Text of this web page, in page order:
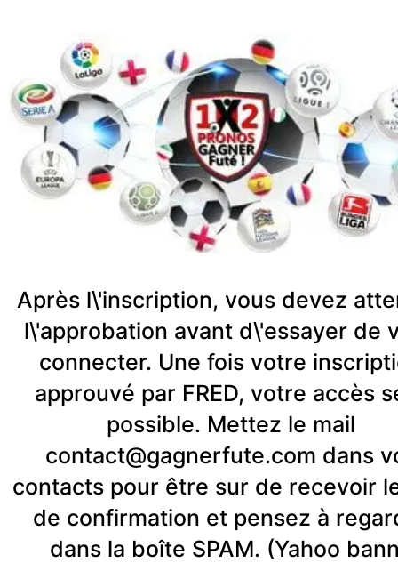
Après l\'inscription, vous devez
l\'approbation avant d\'essayer de
connecter. Une fois votre
approuvé par FRED, votre accès
possible. Mettez le mail
contact@gagnerfute.com dans
contacts pour être sur de recevoir
de confirmation et pensez à
dans la boîte SPAM. (Yahoo